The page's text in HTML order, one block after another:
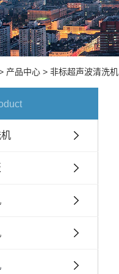
产品中心 > 非标超声波清洗机